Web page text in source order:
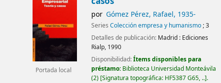
Portada local
por Gómez Pérez, Rafael, 1935-
Series Colección empresa y humanismo; 3
Detalles de publicación: Madrid : Ediciones
Rialp, 1990
Disponibilidad:Ítems disponibles para
préstamo: Biblioteca Universidad Monteávila
(2) Signatura topográfica: HF5387 G65, .. .